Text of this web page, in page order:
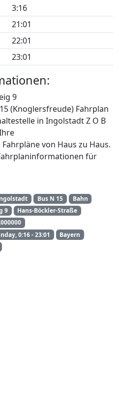
3:16
21:01
22:01
23:01
9
(Knoglersfreude) Fahrplan
in Ingolstadt Z O B
von Haus zu Haus.
für
Bus N 15
Bahn
9
Hans-Böckler-Straße
0:16 - 23:01
Bayern